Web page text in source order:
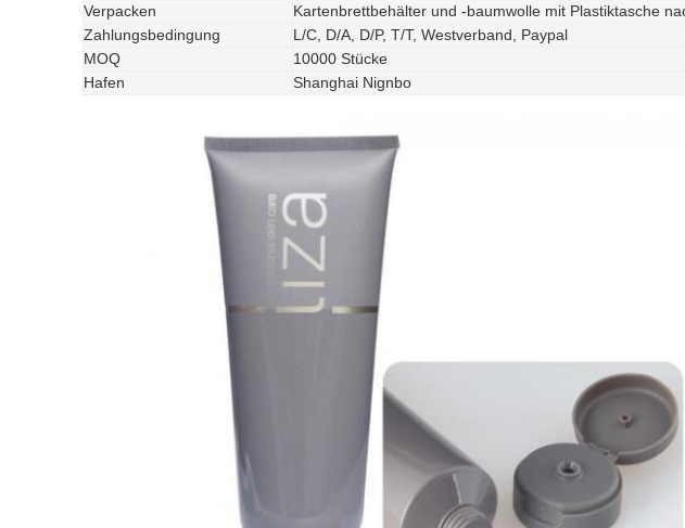
Verpacken
Kartenbrettbehälter und -baumwolle mit Plastiktasche
Zahlungsbedingung
L/C, D/A, D/P, T/T, Westverband, Paypal
MOQ
10000 Stücke
Hafen
Shanghai Nignbo